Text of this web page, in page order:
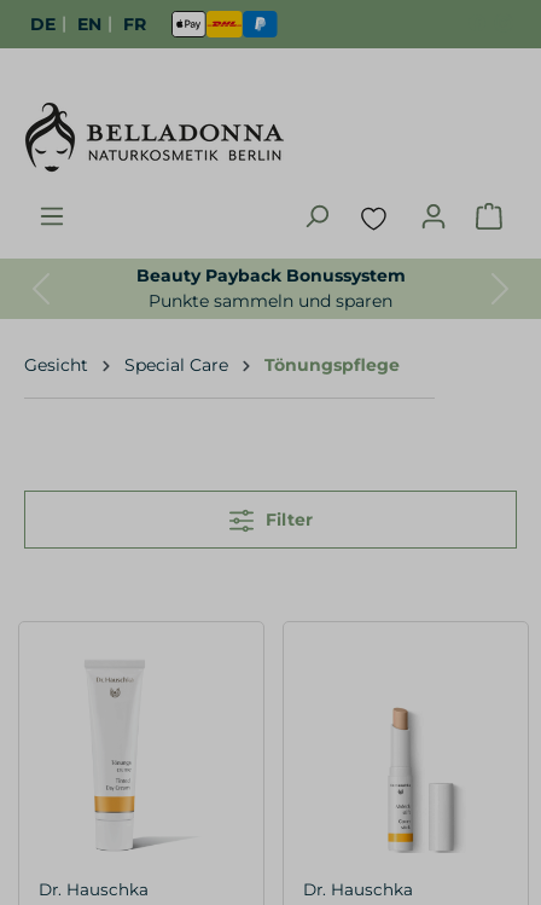
DE | EN | FR
Beauty Payback Bonussystem
Punkte sammeln und sparen
Previous
Next
Gesicht Special Care Tönungspflege
Filter
Dr. Hauschka Dr. Hauschka